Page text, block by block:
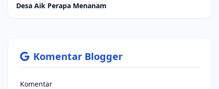
Desa Aik Perapa Menanam
Komentar Blogger
Komentar